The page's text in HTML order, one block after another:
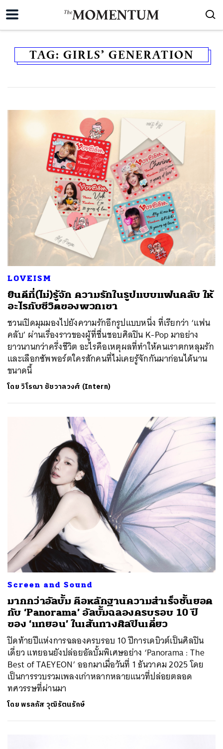
TAG: GIRLS’ GENERATION
LOVEISM
ยินดีที่(ไม่)รู้จัก ความรักในรูปแบบแฟนคลับ ให้
อะไรกับชีวิตของพวกเขา
ชวนเปิดมุมมองไปยังความรักอีกรูปแบบหนึ่ง ที่เรียกว่า ‘แฟน
คลับ’ ผ่านเรื่องราวของผู้ที่ชื่นชอบศิลปิน K-Pop มาอย่าง
ยาวนานกว่าครึ่งชีวิต อะไรคือเหตุผลที่ทำให้คนเราตกหลุมรัก
และเลือกซัพพอร์ตใครสักคนที่ไม่เคยรู้จักกันมาก่อนได้นาน
ขนาดนี้
โดยวิโรฌา ชัชวาลวงศ์ (Intern)
Screen and Sound
มากกว่าอัลบั้ม คือหลักฐานความสำเร็จชั้นยอด
กับ ‘Panorama’ อัลบั้มฉลองครบรอบ 10 ปี
ของ ‘แทยอน’ ในเส้นทางศิลปินเดี่ยว
ปิดท้ายปีแห่งการฉลองครบรอบ 10 ปีการเดบิวต์เป็นศิลปิน
เดี่ยว แทยอนยังปล่อยอัลบั้มพิเศษอย่าง ‘Panorama : The
Best of TAEYEON’ ออกมาเมื่อวันที่ 1 ธันวาคม 2025 โดย
เป็นการรวบรวมเพลงเก่าหลากหลายแนวที่ปล่อยตลอด
ทศวรรษที่ผ่านมา
โดยพรลภัส วุฒิรัตนรักษ์